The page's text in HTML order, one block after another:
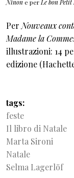
Ninone per Le bon
Per Nouveaux
Madame la
illustrazioni: 14
edizione
tags
feste
Il libro di Natale
Marta Sironi
Natale
Selma Lagerlöf